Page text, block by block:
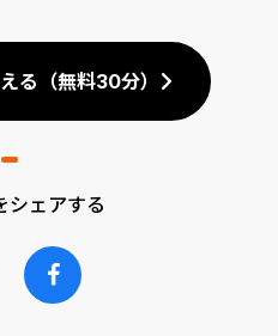
る（無料30分）
シェアする